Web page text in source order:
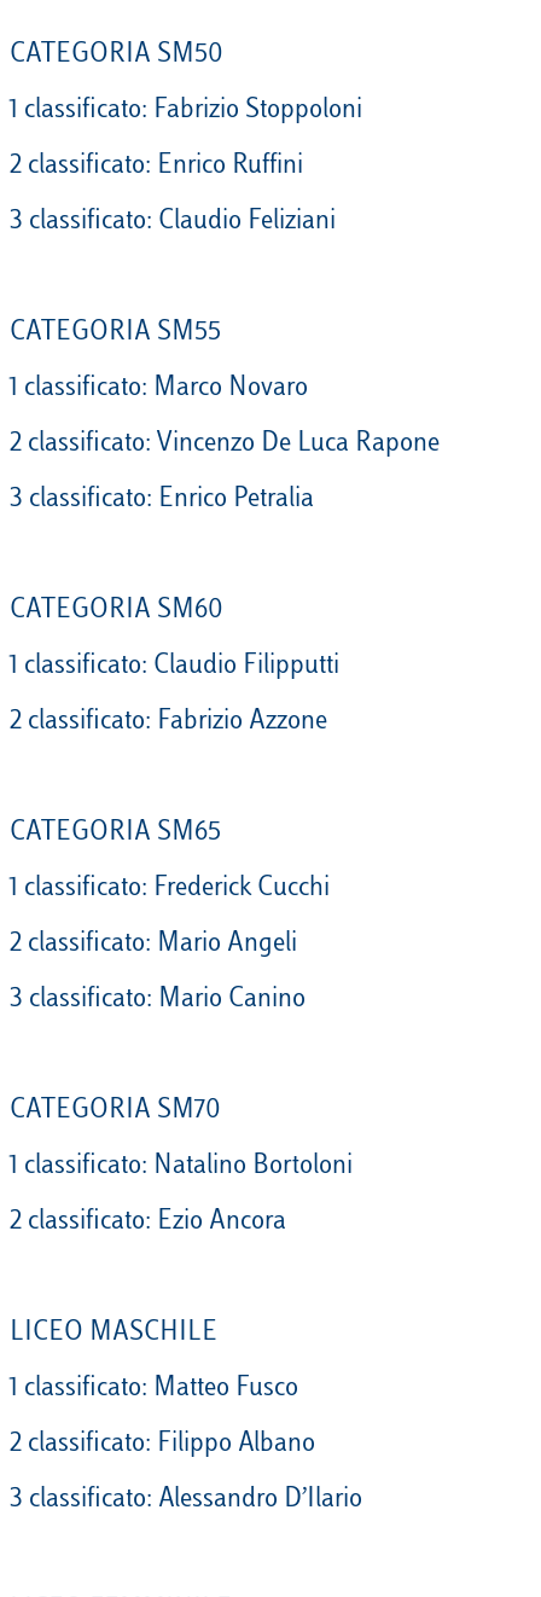
CATEGORIA SM50
1 classificato: Fabrizio Stoppoloni
2 classificato: Enrico Ruffini
3 classificato: Claudio Feliziani
CATEGORIA SM55
1 classificato: Marco Novaro
2 classificato: Vincenzo De Luca Rapone
3 classificato: Enrico Petralia
CATEGORIA SM60
1 classificato: Claudio Filipputti
2 classificato: Fabrizio Azzone
CATEGORIA SM65
1 classificato: Frederick Cucchi
2 classificato: Mario Angeli
3 classificato: Mario Canino
CATEGORIA SM70
1 classificato: Natalino Bortoloni
2 classificato: Ezio Ancora
LICEO MASCHILE
1 classificato: Matteo Fusco
2 classificato: Filippo Albano
3 classificato: Alessandro D’Ilario